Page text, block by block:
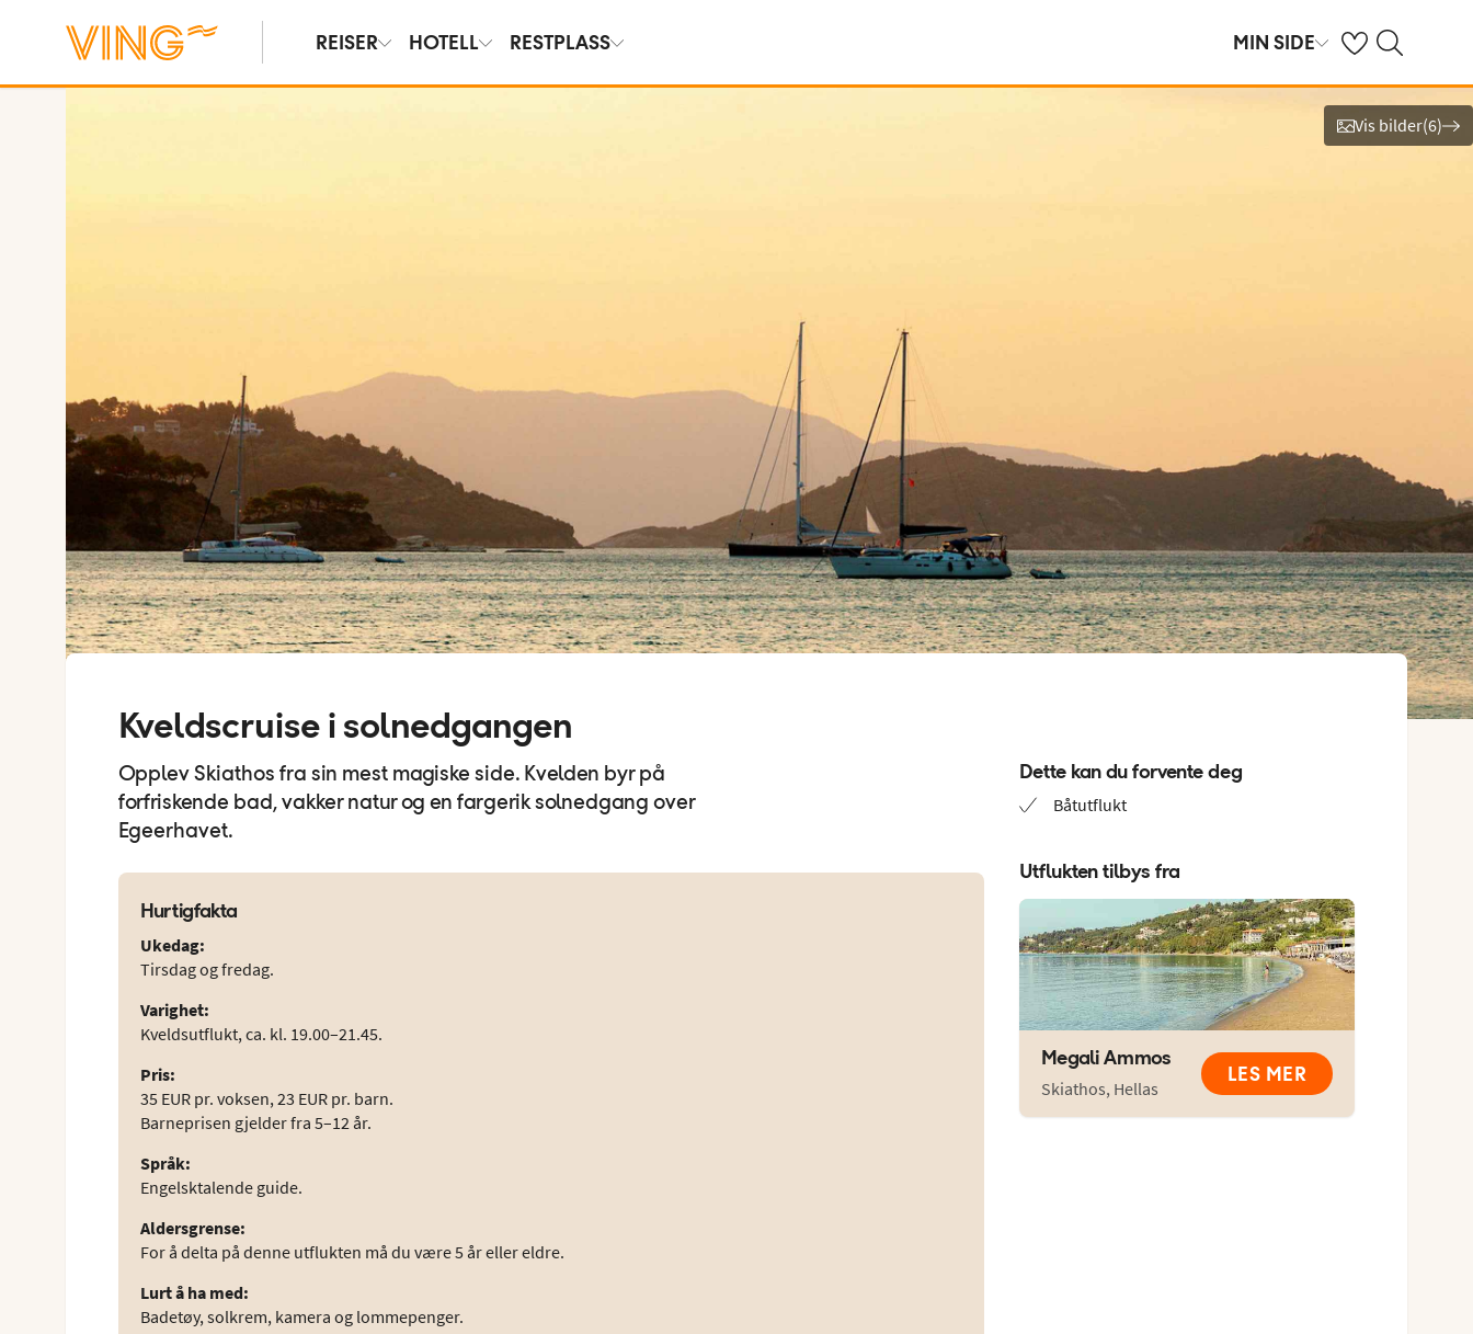
REISER HOTELL RESTPLASS MIN SIDE Se dine sparte
Søk på ving.no
Vis bilder
Vis bilder(6)
Kveldscruise i solnedgangen
Opplev Skiathos fra sin mest magiske side. Kvelden byr på
forfriskende bad, vakker natur og en fargerik solnedgang over
Egeerhavet.
Hurtigfakta
Ukedag:
Tirsdag og fredag.
Varighet:
Kveldsutflukt, ca. kl. 19.00–21.45.
Pris:
35 EUR pr. voksen, 23 EUR pr. barn.
Barneprisen gjelder fra 5–12 år.
Språk:
Engelsktalende guide.
Aldersgrense:
For å delta på denne utflukten må du være 5 år eller eldre.
Lurt å ha med:
Badetøy, solkrem, kamera og lommepenger.
Dette kan du forvente deg
Båtutflukt
Utflukten tilbys fra
Megali Ammos
Skiathos, Hellas
LES MER